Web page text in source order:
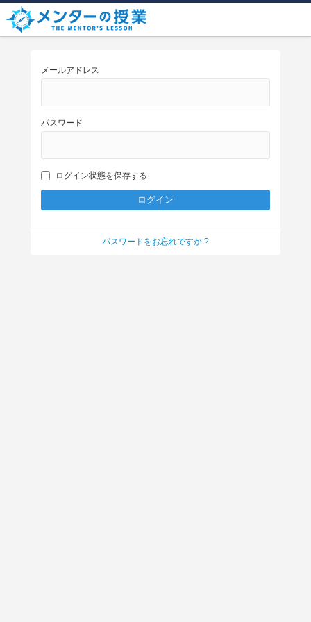
メールアドレス
パスワード
ログイン状態を保存する
パスワードをお忘れですか ?